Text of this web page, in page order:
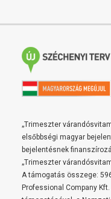
„Trimeszter
elsőbbségi magyar
bejelentésnek
„Trimeszter
A támogatás összege:
Professional Company